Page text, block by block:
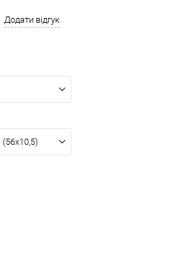
Додати відгук